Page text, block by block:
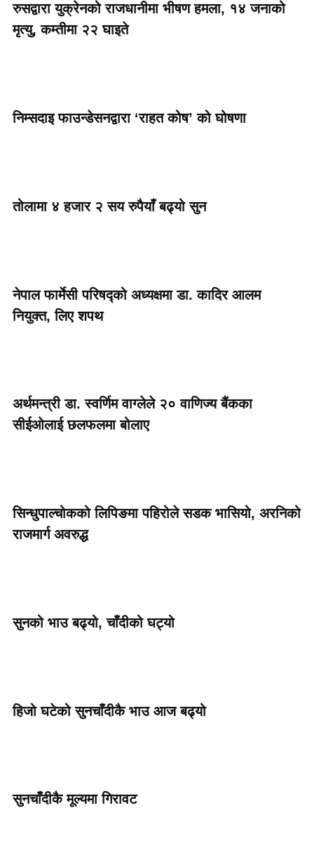
रुसद्वारा युक्रेनको राजधानीमा भीषण हमला, १४ जनाको
मृत्यु, कम्तीमा २२ घाइते
निम्सदाइ फाउन्डेसनद्वारा ‘राहत कोष’ को घोषणा
तोलामा ४ हजार २ सय रुपैयाँ बढ्यो सुन
नेपाल फार्मेसी परिषद्को अध्यक्षमा डा. कादिर आलम
नियुक्त, लिए शपथ
अर्थमन्त्री डा. स्वर्णिम वाग्लेले २० वाणिज्य बैंकका
सीईओलाई छलफलमा बोलाए
सिन्धुपाल्चोकको लिपिङमा पहिरोले सडक भासियो, अरनिको
राजमार्ग अवरुद्ध
सुनको भाउ बढ्यो, चाँदीको घट्यो
हिजो घटेको सुनचाँदीकै भाउ आज बढ्यो
सुनचाँदीकै मूल्यमा गिरावट